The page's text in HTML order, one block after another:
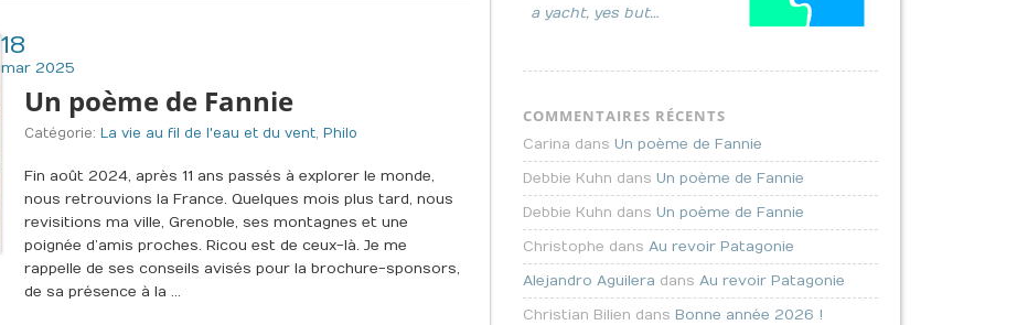
18
mar 2025
Un poème de Fannie
Catégorie: La vie au fil de l'eau et du vent, Philo
Fin août 2024, après 11 ans passés à explorer le monde,
nous retrouvions la France. Quelques mois plus tard, nous
revisitions ma ville, Grenoble, ses montagnes et une
poignée d’amis proches. Ricou est de ceux-là. Je me
rappelle de ses conseils avisés pour la brochure-sponsors,
de sa présence à la …
a yacht, yes but…
COMMENTAIRES RÉCENTS
Carina dansUn poème de Fannie
Debbie Kuhn dansUn poème de Fannie
Debbie Kuhn dansUn poème de Fannie
Christophe dansAu revoir Patagonie
Alejandro Aguilera dansAu revoir Patagonie
Christian Bilien dansBonne année 2026 !